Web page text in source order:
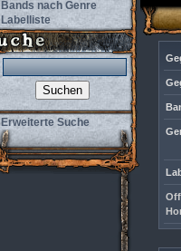
Bands nach Genre
Labelliste
Erweiterte Suche